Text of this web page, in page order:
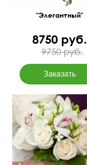
"Элегантный"
8750 руб.
9750 руб.
С листьями